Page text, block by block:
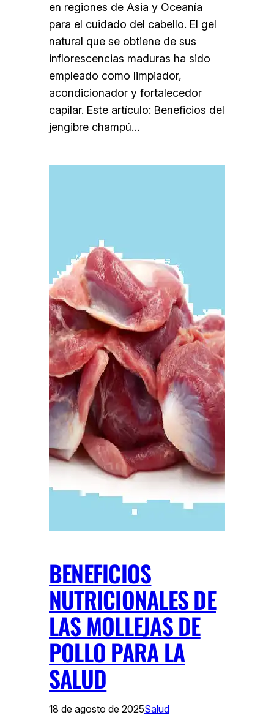
en regiones de Asia y Oceanía
para el cuidado del cabello. El gel
natural que se obtiene de sus
inflorescencias maduras ha sido
empleado como limpiador,
acondicionador y fortalecedor
capilar. Este artículo: Beneficios del
jengibre champú…
BENEFICIOS
NUTRICIONALES DE
LAS MOLLEJAS DE
POLLO PARA LA
SALUD
18 de agosto de 2025Salud